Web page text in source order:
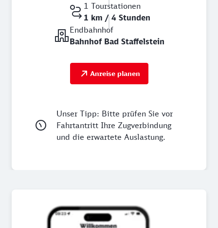
1 Tourstationen
1 km / 4 Stunden
Endbahnhof
Bahnhof Bad Staffelstein
Anreise planen
Unser Tipp: Bitte prüfen Sie vor
Fahrtantritt Ihre Zugverbindung
und die erwartete Auslastung.